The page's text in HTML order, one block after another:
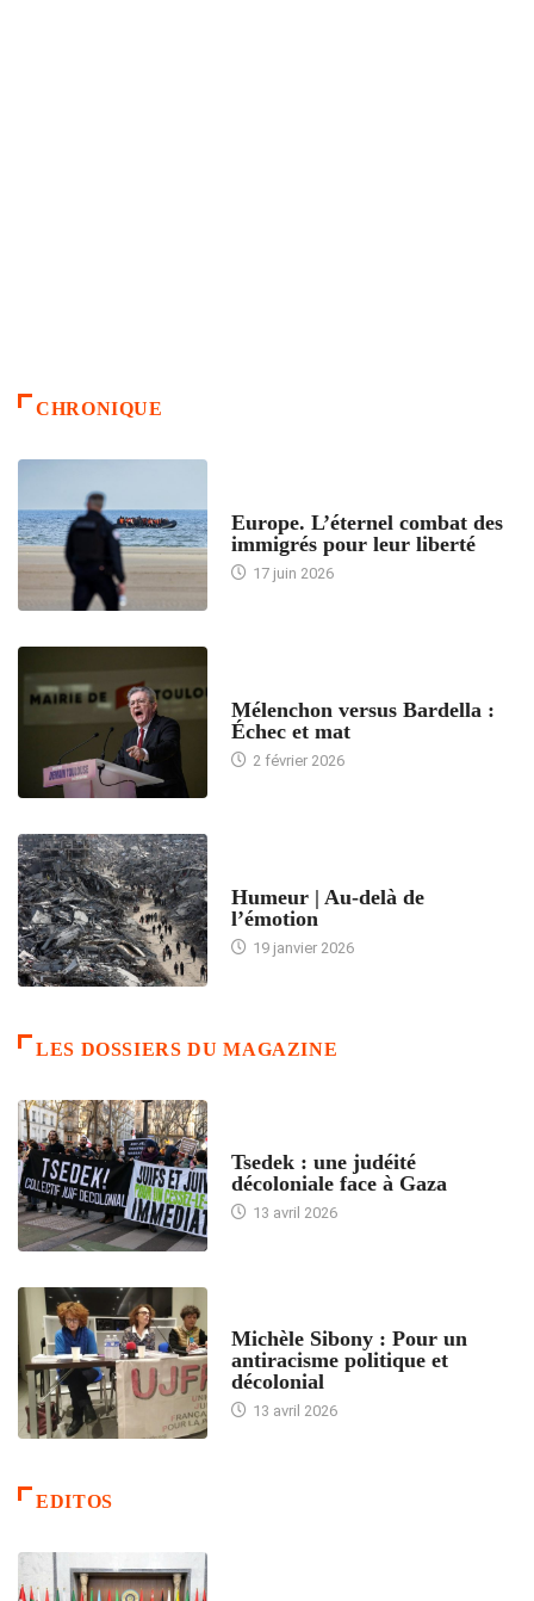
CHRONIQUE
Europe. L’éternel combat des
immigrés pour leur liberté
17 juin 2026
Mélenchon versus Bardella :
Échec et mat
2 février 2026
Humeur | Au-delà de
l’émotion
19 janvier 2026
LES DOSSIERS DU MAGAZINE
Tsedek : une judéité
décoloniale face à Gaza
13 avril 2026
Michèle Sibony : Pour un
antiracisme politique et
décolonial
13 avril 2026
EDITOS